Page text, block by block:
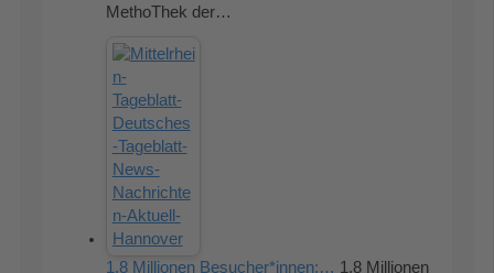
MethoThek der…
1,8 Millionen Besucher*innen:… 1,8 Millionen